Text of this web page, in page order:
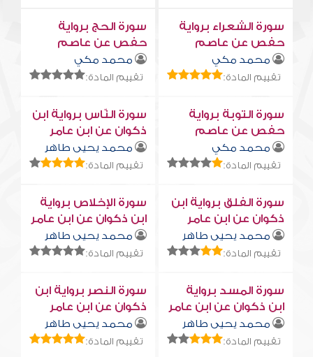
سورة الشعراء برواية
حفص عن عاصم
محمد مكي
تقييم المادة:
سورة الحج برواية
حفص عن عاصم
محمد مكي
تقييم المادة:
سورة التوبة برواية
حفص عن عاصم
محمد مكي
تقييم المادة:
سورة النّاس برواية ابن
ذكوان عن ابن عامر
محمد يحيى طاهر
تقييم المادة:
سورة الفلق برواية ابن
ذكوان عن ابن عامر
محمد يحيى طاهر
تقييم المادة:
سورة الإخلاص برواية
ابن ذكوان عن ابن عامر
محمد يحيى طاهر
تقييم المادة:
سورة المسد برواية
ابن ذكوان عن ابن عامر
محمد يحيى طاهر
تقييم المادة:
سورة النصر برواية ابن
ذكوان عن ابن عامر
محمد يحيى طاهر
تقييم المادة: